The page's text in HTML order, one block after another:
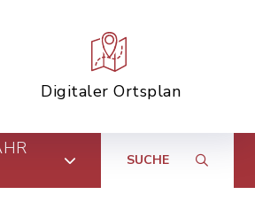
Digitaler Ortsplan
SUCHE